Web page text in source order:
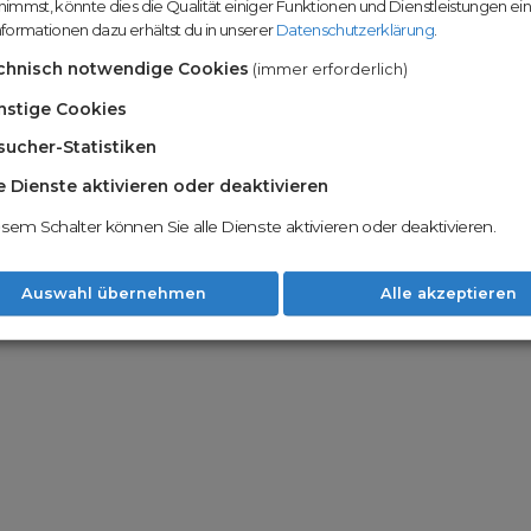
Nachname
du die
Möglichkeiten.
Unsere
Unser Open
um wertvolle
Mit
Option zu
könnte dies die Qualität einiger Funktionen und Dienstleistungen
dazu erhältst du in unsererDatenschutzerklärung.
notwendige Cookies (immer erforderlich)
Cookies
Statistiken
Dienste aktivieren oder deaktivieren
Schalter können Sie alle Dienste aktivieren oder deaktivieren.
Auswahl übernehmen Alle akzeptieren